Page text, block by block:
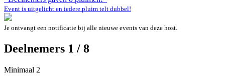
Event is uitgelicht en iedere pluim telt dubbel!
Je ontvangt een notificatie bij alle nieuwe events van deze host.
Deelnemers 1 / 8
Minimaal 2